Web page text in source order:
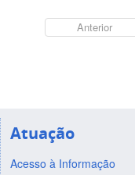
Anterior
Atuação
Acesso à Informação